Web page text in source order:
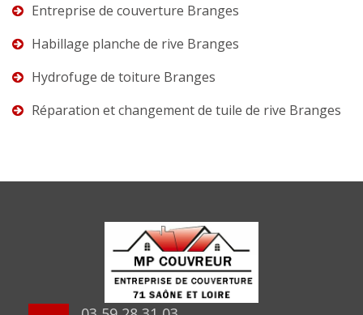
Entreprise de couverture Branges
Habillage planche de rive Branges
Hydrofuge de toiture Branges
Réparation et changement de tuile de rive Branges